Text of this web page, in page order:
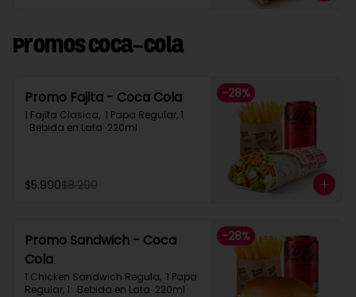
Promos Coca-Cola
-28%
Promo Fajita - Coca Cola
1 Fajita Clasica,  1 Papa Regular, 1
Bebida en Lata  220ml
$5.990$8.290
-28%
Promo Sandwich - Coca
Cola
1 Chicken Sandwich Regula,  1 Papa
Regular, 1   Bebida en Lata  220ml